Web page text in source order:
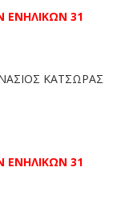
ΕΝΗΛΙΚΩΝ 31
ΚΑΤΣΩΡΑΣ
ΕΝΗΛΙΚΩΝ 31